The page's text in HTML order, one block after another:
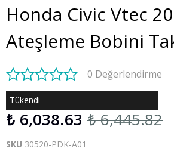
Honda Civic Vtec
Ateşleme Bobini
0 Değerlendirme
Tükendi
₺ 6,038.63 ₺ 6,445.82
SKU 30520-PDK-A01